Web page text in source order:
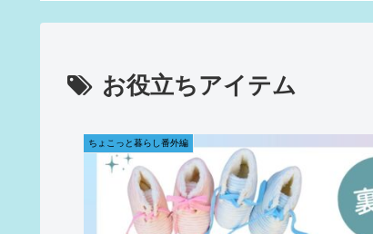
お役立ちアイテム
ちょこっと暮らし番外編